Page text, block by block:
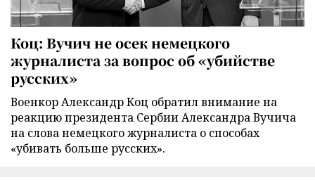
Коц: Вучич не осек немецкого
журналиста за вопрос об «убийстве
русских»
Военкор Александр Коц обратил внимание на
реакцию президента Сербии Александра Вучича
на слова немецкого журналиста о способах
«убивать больше русских».